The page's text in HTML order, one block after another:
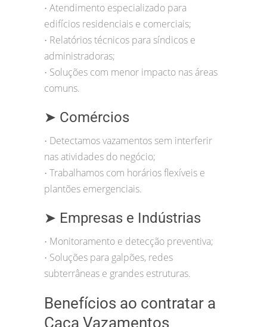
• Atendimento especializado para
edifícios residenciais e comerciais;
• Relatórios técnicos para síndicos e
administradoras;
• Soluções com menor impacto nas áreas
comuns.
➤ Comércios
• Detectamos vazamentos sem interferir
nas atividades do negócio;
• Trabalhamos com horários flexíveis e
plantões emergenciais.
➤ Empresas e Indústrias
• Monitoramento e detecção preventiva;
• Soluções para galpões, redes
subterrâneas e grandes estruturas.
Benefícios ao contratar a
Caça Vazamentos